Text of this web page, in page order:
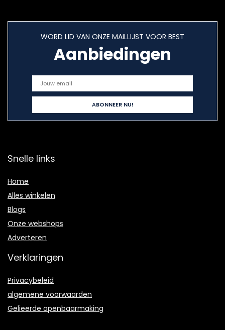
WORD LID VAN ONZE MAILLIJST VOOR BEST
Aanbiedingen
Snelle links
Home
Alles winkelen
Blogs
Onze webshops
Adverteren
Verklaringen
Privacybeleid
algemene voorwaarden
Gelieerde openbaarmaking